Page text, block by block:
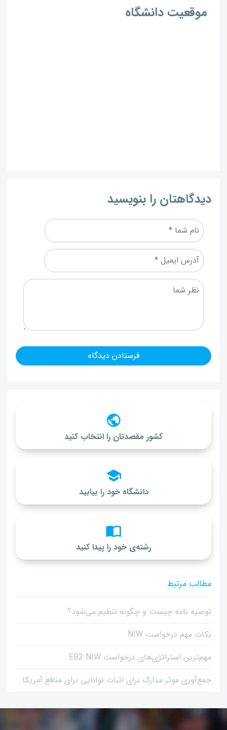
موقعیت دانشگاه
دیدگاهتان را بنویسید
کشور مقصدتان را انتخاب کنید
دانشگاه خود را بیابید
رشته‌ی خود را پیدا کنید
مطالب مرتبط
توصیه نامه چیست و چگونه تنظیم می‌شود؟
نکات مهم درخواست NIW
مهم‌ترین استراتژی‌های درخواست EB2 NIW
جمع‌آوری موثر مدارک برای اثبات توانایی برای منافع آمریکا